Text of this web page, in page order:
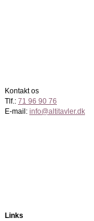
Kontakt os
Tlf.: 71 96 90 76
E-mail: info@altitavler.dk
Links